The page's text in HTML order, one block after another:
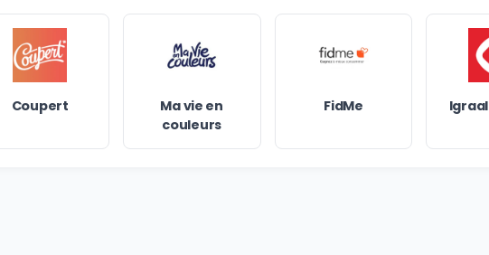
Coupert
Ma vie en
couleurs
FidMe